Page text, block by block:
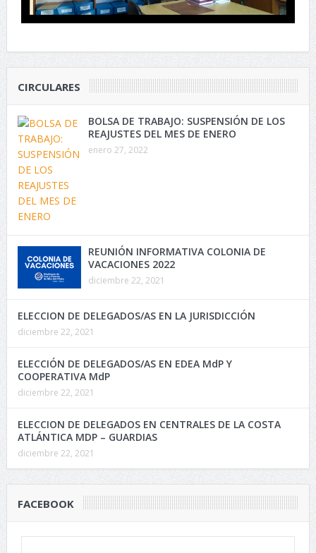
CIRCULARES
BOLSA DE TRABAJO: SUSPENSIÓN DE LOS
REAJUSTES DEL MES DE ENERO
enero 27, 2022
REUNIÓN INFORMATIVA COLONIA DE
VACACIONES 2022
diciembre 22, 2021
ELECCION DE DELEGADOS/AS EN LA JURISDICCIÓN
diciembre 22, 2021
ELECCIÓN DE DELEGADOS/AS EN EDEA MdP Y
COOPERATIVA MdP
diciembre 22, 2021
ELECCION DE DELEGADOS EN CENTRALES DE LA COSTA
ATLÁNTICA MDP – GUARDIAS
diciembre 22, 2021
FACEBOOK